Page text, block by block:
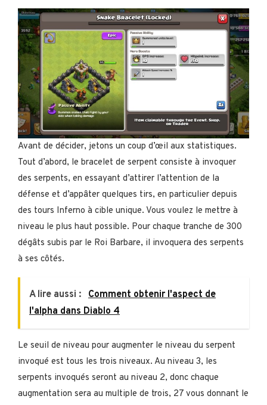
Avant de décider, jetons un coup d’œil aux statistiques.
Tout d’abord, le bracelet de serpent consiste à invoquer
des serpents, en essayant d’attirer l’attention de la
défense et d’appâter quelques tirs, en particulier depuis
des tours Inferno à cible unique. Vous voulez le mettre à
niveau le plus haut possible. Pour chaque tranche de 300
dégâts subis par le Roi Barbare, il invoquera des serpents
à ses côtés.
A lire aussi : Comment obtenir l'aspect de
l'alpha dans Diablo 4
Le seuil de niveau pour augmenter le niveau du serpent
invoqué est tous les trois niveaux. Au niveau 3, les
serpents invoqués seront au niveau 2, donc chaque
augmentation sera au multiple de trois, 27 vous donnant le